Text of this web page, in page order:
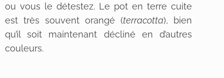
ou vous le détestez. Le pot en terre cuite
est très souvent orangé (terracotta), bien
qu’il soit maintenant décliné en d’autres
couleurs.